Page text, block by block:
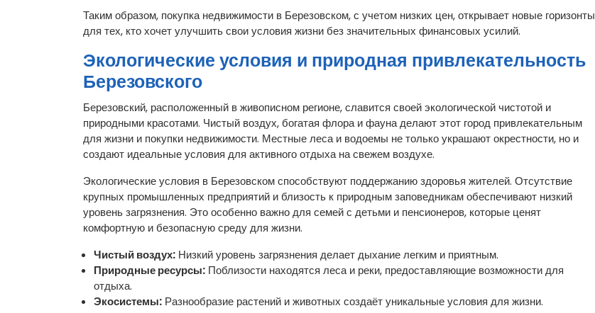
Таким образом, покупка недвижимости в Березовском, с учетом низких цен, открывает новые горизонты
для тех, кто хочет улучшить свои условия жизни без значительных финансовых усилий.
Экологические условия и природная привлекательность
Березовского
Березовский, расположенный в живописном регионе, славится своей экологической чистотой и
природными красотами. Чистый воздух, богатая флора и фауна делают этот город привлекательным
для жизни и покупки недвижимости. Местные леса и водоемы не только украшают окрестности, но и
создают идеальные условия для активного отдыха на свежем воздухе.
Экологические условия в Березовском способствуют поддержанию здоровья жителей. Отсутствие
крупных промышленных предприятий и близость к природным заповедникам обеспечивают низкий
уровень загрязнения. Это особенно важно для семей с детьми и пенсионеров, которые ценят
комфортную и безопасную среду для жизни.
Чистый воздух: Низкий уровень загрязнения делает дыхание легким и приятным.
Природные ресурсы: Поблизости находятся леса и реки, предоставляющие возможности для
отдыха.
Экосистемы: Разнообразие растений и животных создаёт уникальные условия для жизни.